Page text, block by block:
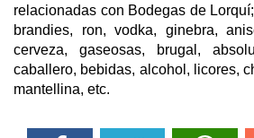
relacionadas con Bodegas de
brandies, ron, vodka, ginebra,
cerveza, gaseosas, brugal,
caballero, bebidas, alcohol, licores,
mantellina, etc.